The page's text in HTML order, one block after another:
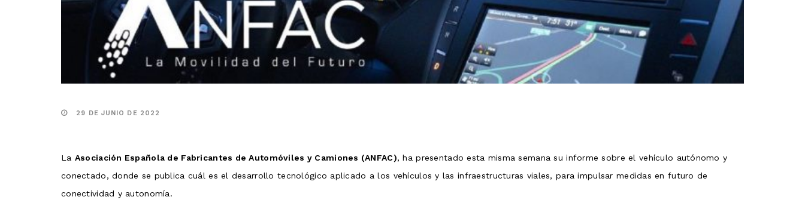
29 DE JUNIO DE 2022
La Asociación Española de Fabricantes de Automóviles y Camiones (ANFAC), ha presentado esta misma semana su informe sobre el vehículo autónomo y
conectado, donde se publica cuál es el desarrollo tecnológico aplicado a los vehículos y las infraestructuras viales, para impulsar medidas en futuro de
conectividad y autonomía.